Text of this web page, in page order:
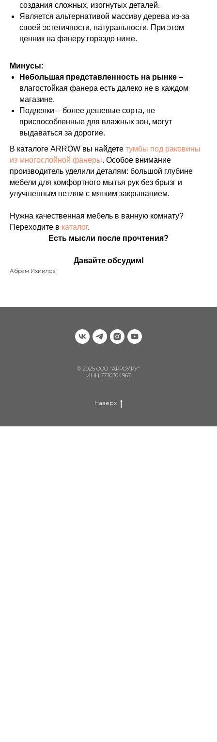
создания сложных, изогнутых деталей.
Является альтернативой массиву дерева из-за
своей эстетичности, натуральности. При этом
ценник на фанеру гораздо ниже.
Минусы:
Небольшая представленность на рынке –
влагостойкая фанера есть далеко не в каждом
магазине.
Подделки – более дешевые сорта, не
приспособленные для влажных зон, могут
выдаваться за дорогие.
В каталоге ARROW вы найдете тумбы под раковины
из многослойной фанеры. Особое внимание
производитель уделили деталям: большой глубине
мебели для комфортного мытья рук без брызг и
улучшенным петлям с мягким закрыванием.
Нужна качественная мебель в ванную комнату?
Переходите в каталог.
Есть мысли после прочтения?
Давайте обсудим!
Абрам Ихиилов
© 2025 ООО "АРРОУ.РУ"
ИНН 7730304967
Наверх